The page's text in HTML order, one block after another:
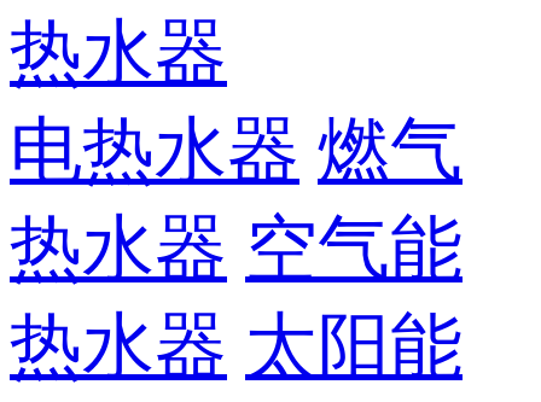
热水器
电热水器 燃气
热水器 空气能
热水器 太阳能